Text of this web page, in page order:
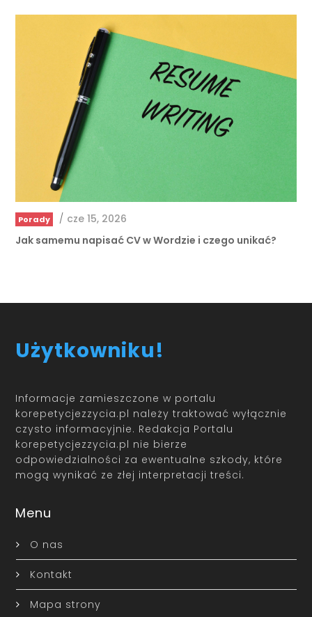
Porady / cze 15, 2026
Jak samemu napisać CV w Wordzie i czego unikać?
Użytkowniku!
Informacje zamieszczone w portalu
korepetycjezzycia.pl należy traktować wyłącznie
czysto informacyjnie. Redakcja Portalu
korepetycjezzycia.pl nie bierze
odpowiedzialności za ewentualne szkody, które
mogą wynikać ze złej interpretacji treści.
Menu
O nas
Kontakt
Mapa strony